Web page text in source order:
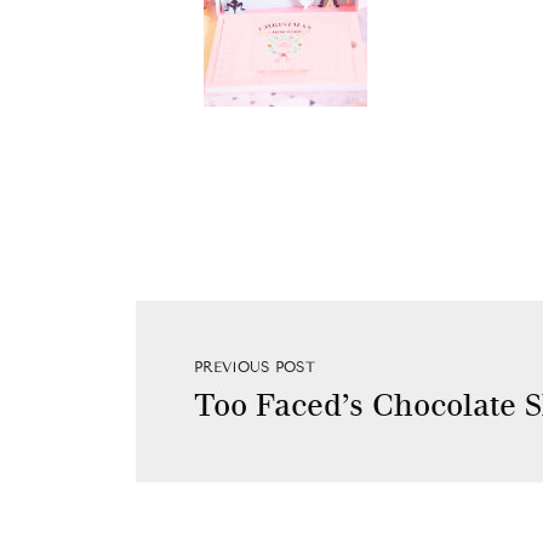
PREVIOUS POST
Too Faced’s Chocolate